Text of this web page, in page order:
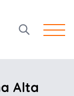
Open
Alta